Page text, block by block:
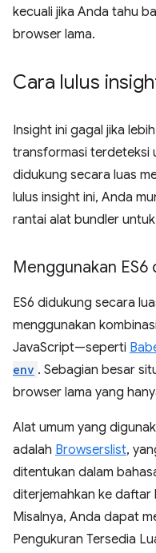
kecuali jika Anda tahu
browser lama.
Cara lulus
Insight ini gagal jika
transformasi terdeteksi
didukung secara luas
lulus insight ini, Anda
rantai alat bundler
Menggunakan
ES6 didukung secara
menggunakan
JavaScript—seperti
env . Sebagian besar
browser lama yang
Alat umum yang
adalah Browserslist,
ditentukan dalam
diterjemahkan ke
Misalnya, Anda dapat
Pengukuran Tersedia